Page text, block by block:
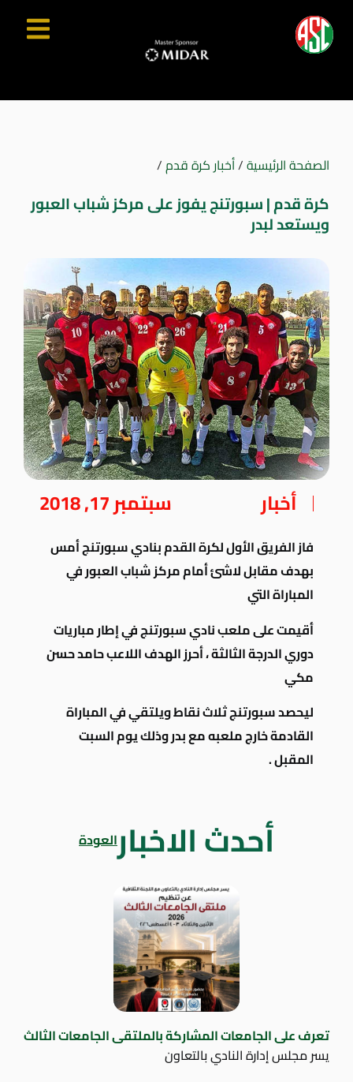
الصفحة الرئيسية/أخبار كرة قدم/
كرة قدم | سبورتنج يفوز على مركز شباب العبور
ويستعد لبدر
أخبار سبتمبر 17, 2018
فاز الفريق الأول لكرة القدم بنادي سبورتنج أمس
بهدف مقابل لاشئ أمام مركز شباب العبور في
المباراةالتي
أقيمت علىملعب نادي سبورتنج في إطار مباريات
دوري الدرجة الثالثة ، أحرز الهدف اللاعب حامد حسن
مكي
ليحصد سبورتنج ثلاث نقاطويلتقي في المباراة
القادمةخارج ملعبه مع بدر وذلك يوم السبت
المقبل .
أحدث الاخبارالعودة
تعرف على الجامعات المشاركة بالملتقى الجامعات الثالث
يسر مجلس إدارة النادي بالتعاون